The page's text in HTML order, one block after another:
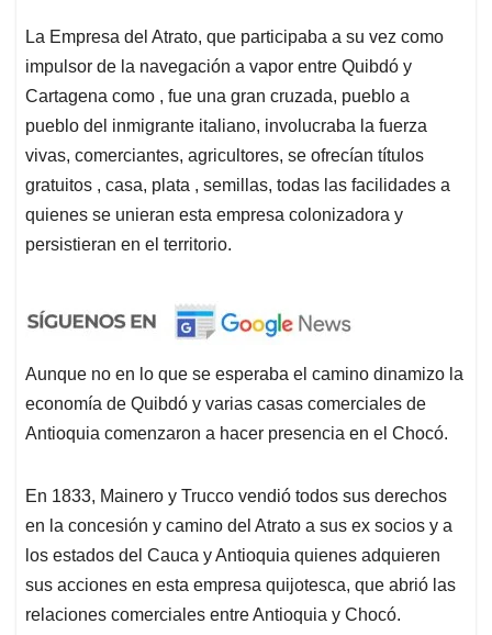
La Empresa del Atrato, que participaba a su vez como
impulsor de la navegación a vapor entre Quibdó y
Cartagena como , fue una gran cruzada, pueblo a
pueblo del inmigrante italiano, involucraba la fuerza
vivas, comerciantes, agricultores, se ofrecían títulos
gratuitos , casa, plata , semillas, todas las facilidades a
quienes se unieran esta empresa colonizadora y
persistieran en el territorio.
Aunque no en lo que se esperaba el camino dinamizo la
economía de Quibdó y varias casas comerciales de
Antioquia comenzaron a hacer presencia en el Chocó.
En 1833, Mainero y Trucco vendió todos sus derechos
en la concesión y camino del Atrato a sus ex socios y a
los estados del Cauca y Antioquia quienes adquieren
sus acciones en esta empresa quijotesca, que abrió las
relaciones comerciales entre Antioquia y Chocó.